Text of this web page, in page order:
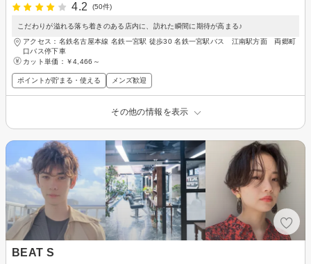
4.2
(50件)
こだわりが溢れる落ち着きのある店内に、訪れた瞬間に期待が高まる♪
アクセス：名鉄名古屋本線 名鉄一宮駅 徒歩30 名鉄一宮駅バス 江南駅方面 両郷町
口バス停下車
カット単価： ￥4,466～
ポイントが貯まる・使える メンズ歓迎
その他の情報を表示
BEAT S